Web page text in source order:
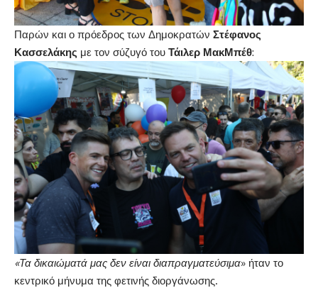
Παρών και ο πρόεδρος των Δημοκρατών Στέφανος
Κασσελάκης με τον σύζυγό του Τάιλερ ΜακΜπέθ:
«Τα δικαιώματά μας δεν είναι διαπραγματεύσιμα» ήταν το
κεντρικό μήνυμα της φετινής διοργάνωσης.